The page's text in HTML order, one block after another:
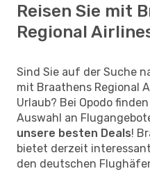
Reisen Sie mit
Regional
Sind Sie auf der Suche
mit Braathens Regional
Urlaub? Bei Opodo
Auswahl an
unsere besten Deals!
bietet derzeit
den deutschen